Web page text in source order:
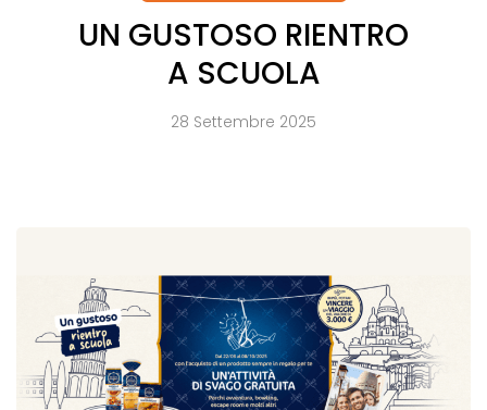
UN GUSTOSO RIENTRO
A SCUOLA
28 Settembre 2025